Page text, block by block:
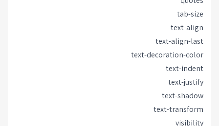
tab-size
text-align
text-align-last
text-decoration-color
text-indent
text-justify
text-shadow
text-transform
visibility